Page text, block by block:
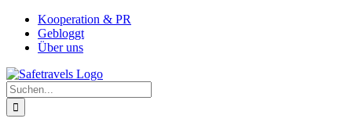
Zum
Inhalt
springen
Facebook
Instagram
YouTube
PinterestKooperation & PR
Gebloggt
Über uns
Suche
nach: